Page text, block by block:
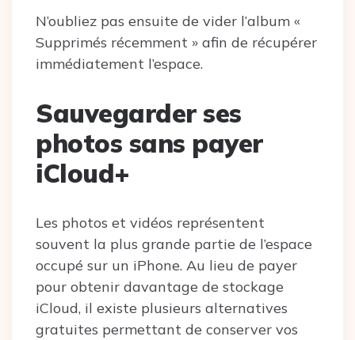
N’oubliez pas ensuite de vider l’album «
Supprimés récemment » afin de récupérer
immédiatement l’espace.
Sauvegarder ses
photos sans payer
iCloud+
Les photos et vidéos représentent
souvent la plus grande partie de l’espace
occupé sur un iPhone. Au lieu de payer
pour obtenir davantage de stockage
iCloud, il existe plusieurs alternatives
gratuites permettant de conserver vos